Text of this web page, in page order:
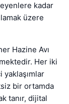
kadar
üzere
Hazine Avı
Her iki
bir ortamda
tanır, dijital